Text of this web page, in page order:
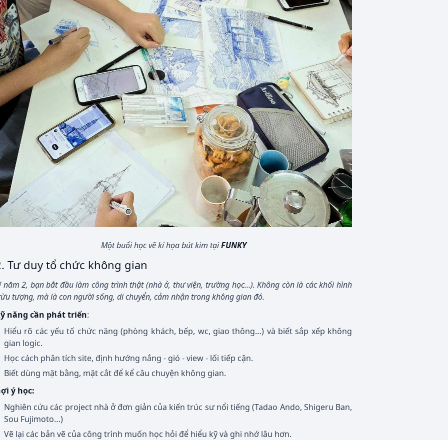
Một buổi học vẽ kí họa bút kim tạiFUNKY
Tư duy tổ chức không gian
năm 2, bạn bắt đầu làm công trình thật (nhà ở, thư viện, trường học…). Không còn là các khối hình
tượng, mà là con người sống, di chuyển, cảm nhận trong không gian đó.
năng cần phát triển:
Hiểu rõ các yếu tố chức năng (phòng khách, bếp, wc, giao thông…) và biết sắp xếp không
gian logic.
Học cách phân tích site, định hướng nắng - gió - view - lối tiếp cận.
Biết dùng mặt bằng, mặt cắt để kể câu chuyện không gian.
ý học:
Nghiên cứu các project nhà ở đơn giản của kiến trúc sư nổi tiếng (Tadao Ando, Shigeru Ban,
Sou Fujimoto…)
Vẽ lại các bản vẽ của công trình muốn học hỏi để hiểu kỹ và ghi nhớ lâu hơn.